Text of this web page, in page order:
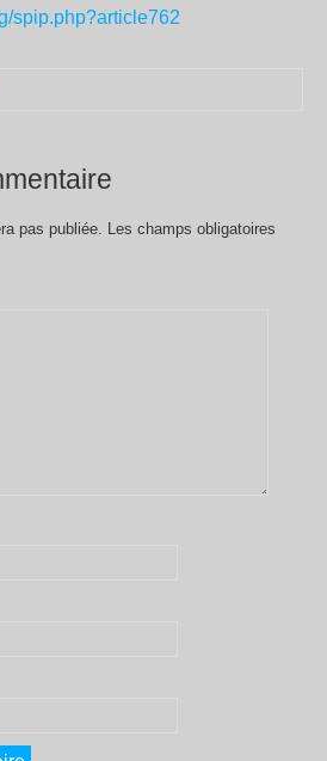
spip.php?article762
pas publiée. Les champs obligatoires